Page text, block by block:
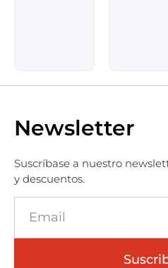
Newsletter
Suscríbase a nuestro
y descuentos.